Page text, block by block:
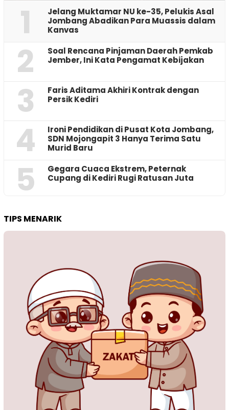
1
Jelang Muktamar NU ke-35, Pelukis Asal
Jombang Abadikan Para Muassis dalam
Kanvas
2
‎Soal Rencana Pinjaman Daerah Pemkab
Jember, Ini Kata Pengamat Kebijakan ‎
3
Faris Aditama Akhiri Kontrak dengan
Persik Kediri
4
Ironi Pendidikan di Pusat Kota Jombang,
SDN Mojongapit 3 Hanya Terima Satu
Murid Baru
5
‎Gegara Cuaca Ekstrem, Peternak
Cupang di Kediri Rugi Ratusan Juta
TIPS MENARIK